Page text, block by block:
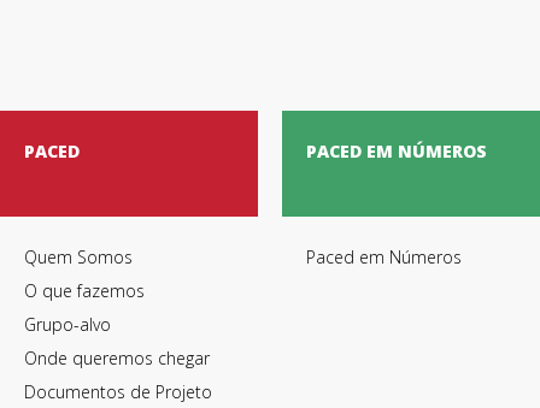
PACED
Quem Somos
O que fazemos
Grupo-alvo
Onde queremos chegar
Documentos de Projeto
PACED EM NÚMEROS
Paced em Números